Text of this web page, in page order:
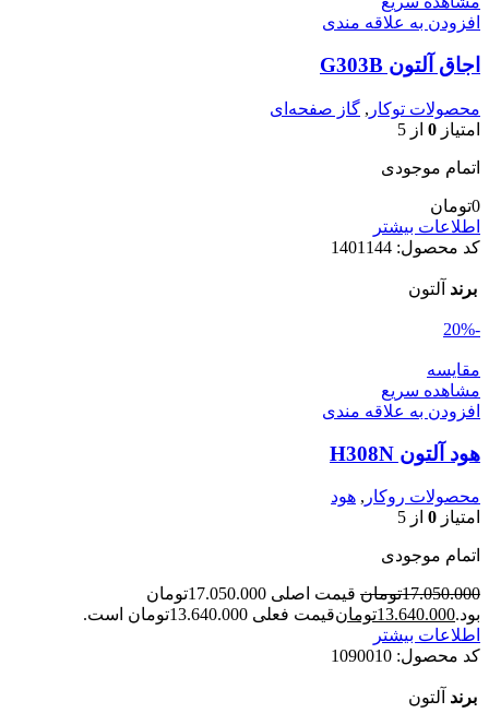
افزودن به علاقه مندی
اجاق آلتون G303B
محصولات توکار , گاز صفحه‌ای
امتیاز 0 از 5
اتمام موجودی
0تومان
اطلاعات بیشتر
کد محصول: 1401144
برند آلتون
-20%
مقایسه
مشاهده سریع
افزودن به علاقه مندی
هود آلتون H308N
محصولات روکار , هود
امتیاز 0 از 5
اتمام موجودی
17.050.000تومان
قیمت اصلی 17.050.000تومان
بود.13.640.000تومانقیمت فعلی 13.640.000تومان است.
اطلاعات بیشتر
کد محصول: 1090010
برند آلتون